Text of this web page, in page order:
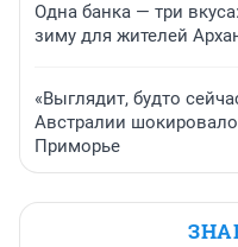
Одна банка — три
зиму для жителей
«Выглядит, будто
Австралии
Приморье